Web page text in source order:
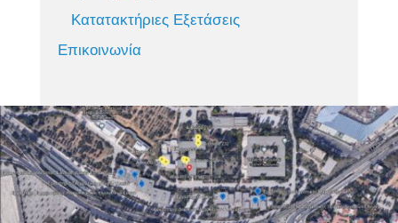
Κατατακτήριες Εξετάσεις
Επικοινωνία